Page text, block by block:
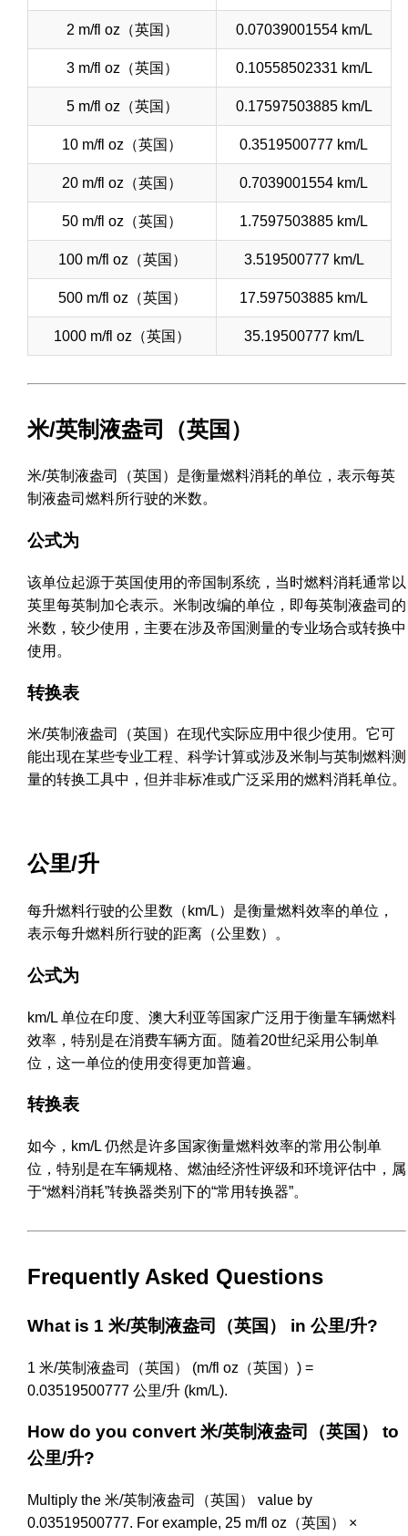
2 m/fl oz（英国） 0.07039001554 km/L
3 m/fl oz（英国） 0.10558502331 km/L
5 m/fl oz（英国） 0.17597503885 km/L
10 m/fl oz（英国） 0.3519500777 km/L
20 m/fl oz（英国） 0.7039001554 km/L
50 m/fl oz（英国） 1.7597503885 km/L
100 m/fl oz（英国） 3.519500777 km/L
500 m/fl oz（英国） 17.597503885 km/L
1000 m/fl oz（英国） 35.19500777 km/L
米/英制液盎司（英国）
米/英制液盎司（英国）是衡量燃料消耗的单位，表示每英
制液盎司燃料所行驶的米数。
公式为
该单位起源于英国使用的帝国制系统，当时燃料消耗通常以
英里每英制加仑表示。米制改编的单位，即每英制液盎司的
米数，较少使用，主要在涉及帝国测量的专业场合或转换中
使用。
转换表
米/英制液盎司（英国）在现代实际应用中很少使用。它可
能出现在某些专业工程、科学计算或涉及米制与英制燃料测
量的转换工具中，但并非标准或广泛采用的燃料消耗单位。
公里/升
每升燃料行驶的公里数（km/L）是衡量燃料效率的单位，
表示每升燃料所行驶的距离（公里数）。
公式为
km/L 单位在印度、澳大利亚等国家广泛用于衡量车辆燃料
效率，特别是在消费车辆方面。随着20世纪采用公制单
位，这一单位的使用变得更加普遍。
转换表
如今，km/L 仍然是许多国家衡量燃料效率的常用公制单
位，特别是在车辆规格、燃油经济性评级和环境评估中，属
于“燃料消耗”转换器类别下的“常用转换器”。
Frequently Asked Questions
What is 1 米/英制液盎司（英国） in 公里/升?
1 米/英制液盎司（英国） (m/fl oz（英国）) =
0.03519500777 公里/升 (km/L).
How do you convert 米/英制液盎司（英国） to
公里/升?
Multiply the 米/英制液盎司（英国） value by
0.03519500777. For example, 25 m/fl oz（英国） ×